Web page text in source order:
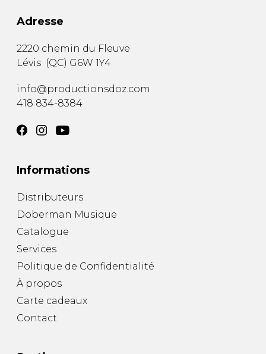
Adresse
2220 chemin du Fleuve
Lévis (QC) G6W 1Y4
info@productionsdoz.com
418 834-8384
Informations
Distributeurs
Doberman Musique
Catalogue
Services
Politique de Confidentialité
À propos
Carte cadeaux
Contact